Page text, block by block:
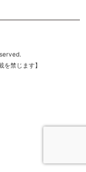
を禁じます】